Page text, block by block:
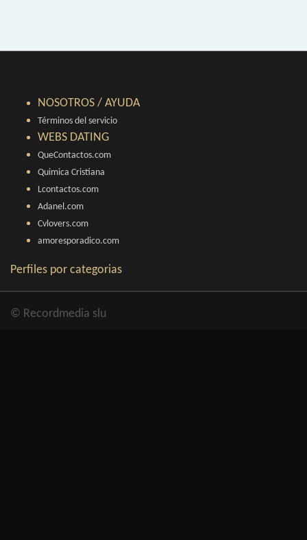
NOSOTROS / AYUDA
Términos del servicio
WEBS DATING
QueContactos.com
Quimica Cristiana
Lcontactos.com
Adanel.com
Cvlovers.com
amoresporadico.com
Perfiles por categorias
© Recordmedia slu